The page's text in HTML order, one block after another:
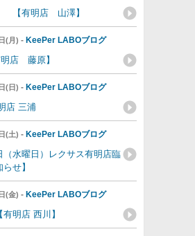
【有明店 山澤】
(月) - KeePer LABOブログ
店 藤原】
(日) - KeePer LABOブログ
店 三浦
(土) - KeePer LABOブログ
（水曜日）レクサス有明店臨
せ】
(金) - KeePer LABOブログ
明店 西川】